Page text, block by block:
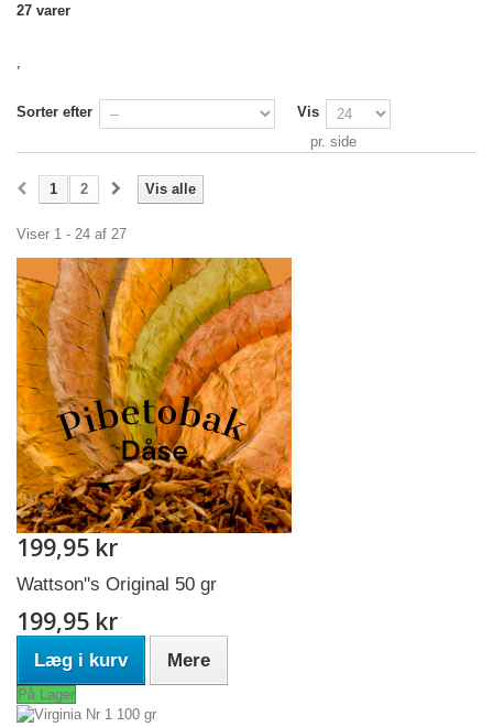
27 varer
Sorter efter
Vis
pr. side
Vis alle
1 2
Viser 1 - 24 af 27
199,95 kr
Wattson''s Original 50 gr
199,95 kr
Læg i kurv Mere
På Lager